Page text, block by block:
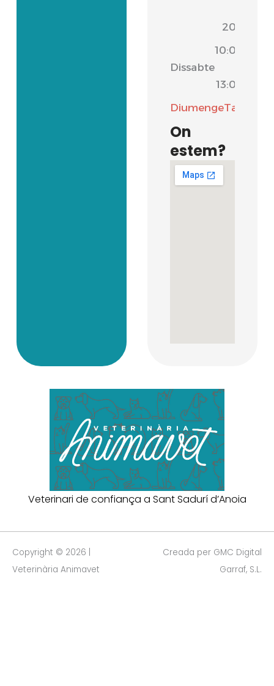
20:00
Dissabte
10:00
13:00
DiumengeTancat
On
estem?
Veterinari de confiança a Sant Sadurí d’Anoia
Copyright © 2026 |
Veterinària Animavet
Creada per GMC Digital
Garraf, S.L.